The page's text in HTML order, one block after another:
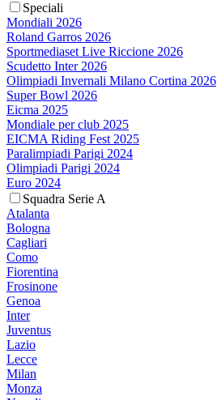
Speciali
Mondiali 2026
Roland Garros 2026
Sportmediaset Live Riccione 2026
Scudetto Inter 2026
Olimpiadi Invernali Milano Cortina 2026
Super Bowl 2026
Eicma 2025
Mondiale per club 2025
EICMA Riding Fest 2025
Paralimpiadi Parigi 2024
Olimpiadi Parigi 2024
Euro 2024
Squadra Serie A
Atalanta
Bologna
Cagliari
Como
Fiorentina
Frosinone
Genoa
Inter
Juventus
Lazio
Lecce
Milan
Monza